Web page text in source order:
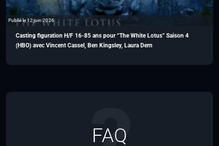
Publié le 12 juin 2026
Casting figuration H/F 16-85 ans pour “The White Lotus” Saison 4
(HBO) avec Vincent Cassel, Ben Kingsley, Laura Dern
FAQ